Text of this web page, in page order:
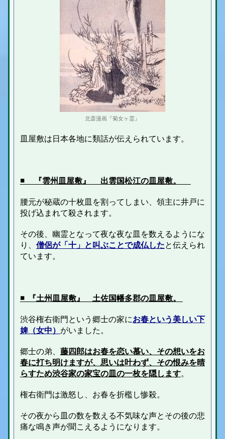
北斎漫画『菊女ヶ霊』
皿屋敷は日本各地に類話が伝えられています。
◾️ 『雲州皿屋敷』 出雲国松江の皿屋敷。
腰元が秘蔵の十枚皿を割ってしまい、領主に井戸に
投げ込まれて殺されます。
その後、幽霊となって夜な夜な皿を数えるようにな
り、 僧侶が「十」と叫ぶことで成仏したと伝えられ
ています。
◾️ 『土州皿屋敷』 土佐国幡多郡の皿屋敷。
渋谷権右衛門という郷士の家にお春という美しい下
婢（女中） がいました。
郷士の弟、 藤四郎はお春を恋い慕い、その想いをお
春に打ち明けますが、思いは叶わず、その恨みを晴
らすため渋谷家の家宝の皿の一枚を隠します。
権右衛門は激怒し、お春を折檻し惨殺。
その夜から皿の数を数える不気味な声とその後の悲
痛な鳴き声が聞こえるようになります。